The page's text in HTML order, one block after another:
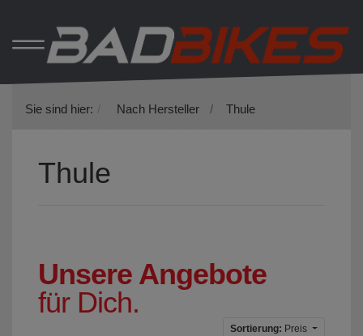
Sie sind hier: Nach Hersteller Thule
Thule
Unsere Angebote
für Dich.
Sortierung: Preis